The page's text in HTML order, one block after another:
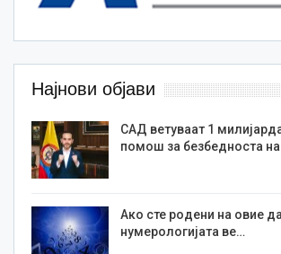
Најнови објави
САД ветуваат 1
помош за безбедноста
Ако сте родени на овие
нумерологијата ве…